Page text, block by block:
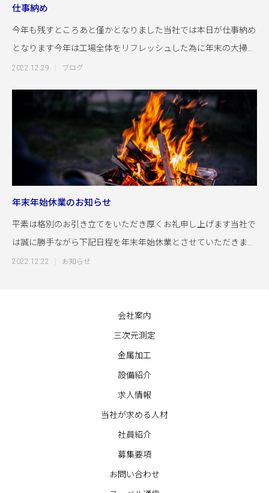
仕事納め
今年も残すところあと僅かとなりました当社では本日が仕事納め
となります今年は工場全体をリフレッシュした為に年末の大掃除
も気持ち良く出来
2022.12.29 ブログ
年末年始休業のお知らせ
平素は格別のお引き立てをいただき厚くお礼申し上げます当社で
は誠に勝手ながら下記日程を年末年始休業とさせていただきます
■年末年始休業期
2022.12.22 お知らせ
会社案内
三次元測定
金属加工
設備紹介
求人情報
当社が求める人材
社員紹介
募集要項
お問い合わせ